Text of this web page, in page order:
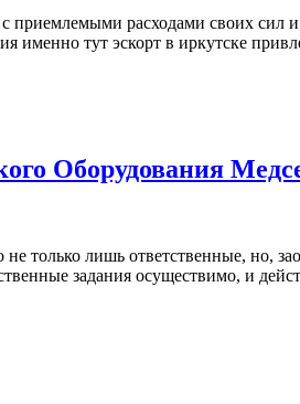
приемлемыми расходами своих сил
именно тут эскорт в иркутске
Оборудования
только лишь ответственные, но,
задания осуществимо, и